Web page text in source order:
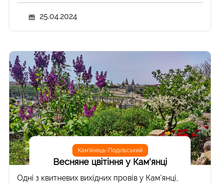
25.04.2024
Кам'янець-Подільський
Весняне цвітіння у Кам'янці
Одні з квитневих вихідних провів у Кам'янці,